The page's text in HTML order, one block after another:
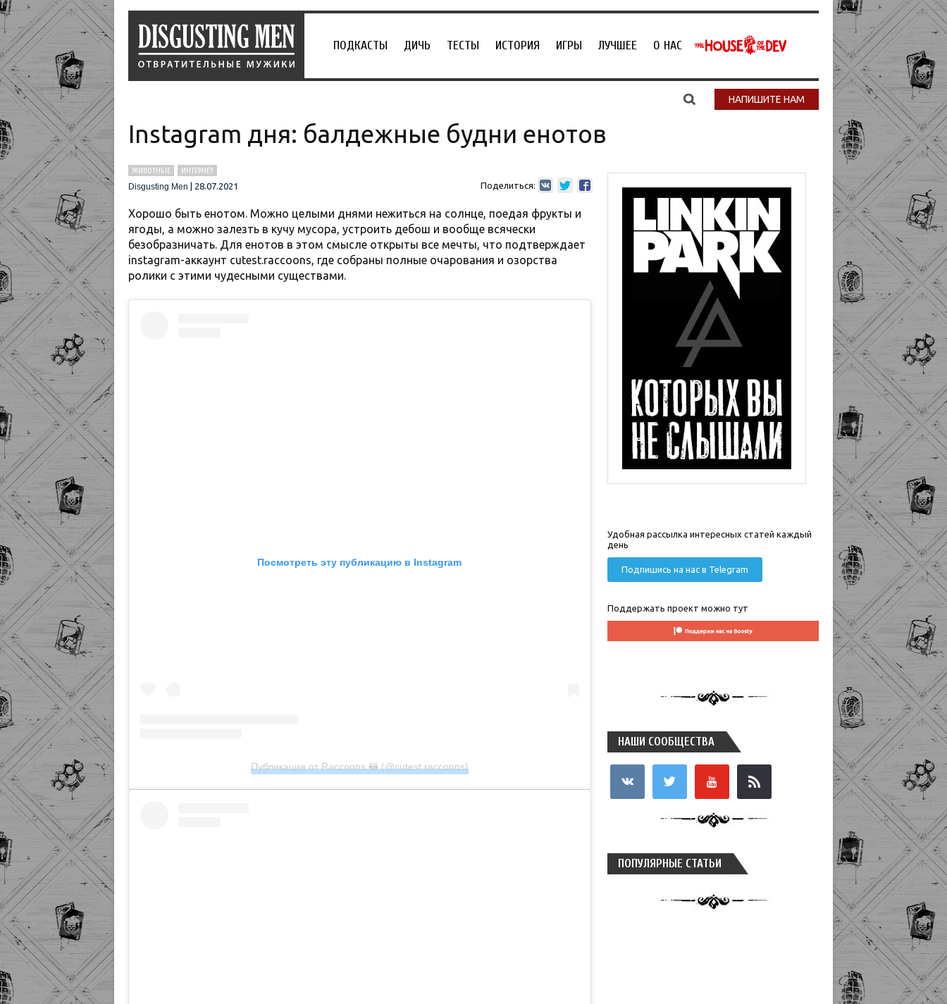
ПОДКАСТЫ ДИЧЬ ТЕСТЫ ИСТОРИЯ ИГРЫ ЛУЧШЕЕ О НАС
НАПИШИТЕ НАМ
Instagram дня: балдежные будни енотов
ЖИВОТНЫЕ
ИНТЕРНЕТ
Disgusting Men
28.07.2021 Поделиться:
Хорошо быть енотом. Можно целыми днями нежиться на солнце, поедая фрукты и
ягоды, а можно залезть в кучу мусора, устроить дебош и вообще всячески
безобразничать. Для енотов в этом смысле открыты все мечты, что подтверждает
instagram-аккаунт cutest.raccoons, где собраны полные очарования и озорства
ролики с этими чудесными существами.
Посмотреть эту публикацию в Instagram
Публикация от Raccoons 🦝 (@cutest.raccoons)
Удобная рассылка интересных статей каждый
день
Подпишись на нас в Telegram
Поддержать проект можно тут
НАШИ СООБЩЕСТВА
ПОПУЛЯРНЫЕ СТАТЬИ